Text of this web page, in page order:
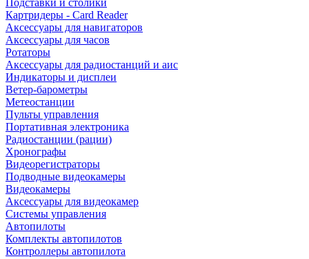
Подставки и столики
Картридеры - Card Reader
Аксессуары для навигаторов
Аксессуары для часов
Ротаторы
Аксессуары для радиостанций и аис
Индикаторы и дисплеи
Ветер-барометры
Метеостанции
Пульты управления
Портативная электроника
Радиостанции (рации)
Хронографы
Видеорегистраторы
Подводные видеокамеры
Видеокамеры
Аксессуары для видеокамер
Системы управления
Автопилоты
Комплекты автопилотов
Контроллеры автопилота